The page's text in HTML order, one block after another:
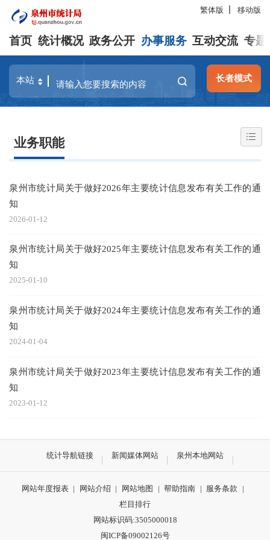
繁体版 移动版
首页 统计概况 政务公开 办事服务 互动交流 专题
长者模式
业务职能
泉州市统计局关于做好2026年主要统计信息发布有关工作的通
知
2026-01-12
泉州市统计局关于做好2025年主要统计信息发布有关工作的通
知
2025-01-10
泉州市统计局关于做好2024年主要统计信息发布有关工作的通
知
2024-01-04
泉州市统计局关于做好2023年主要统计信息发布有关工作的通
知
2023-01-12
统计导航链接 新闻媒体网站 泉州本地网站
网站年度报表 | 网站介绍 | 网站地图 | 帮助指南 | 服务条款
|
栏目排行
网站标识码:3505000018
闽ICP备09002126号